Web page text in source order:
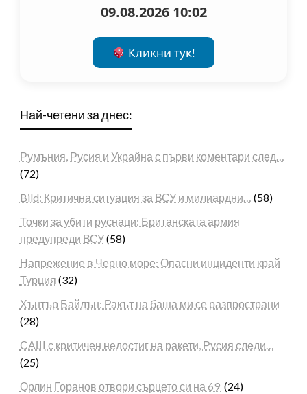
09.08.2026 10:02
Кликни тук!
Най-четени за днес:
Румъния, Русия и Украйна с първи коментари след…
(72)
Bild: Критична ситуация за ВСУ и милиардни… (58)
Точки за убити руснаци: Британската армия
предупреди ВСУ(58)
Напрежение в Черно море: Опасни инциденти край
Турция (32)
Хънтър Байдън: Ракът на баща ми се разпространи
(28)
САЩ с критичен недостиг на ракети, Русия следи…
(25)
Орлин Горанов отвори сърцето си на 69 (24)